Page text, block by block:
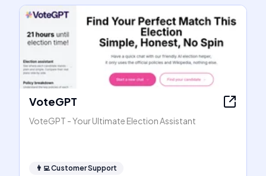
VoteGPT
VoteGPT - Your Ultimate Election Assistant
👨‍💻Customer Support